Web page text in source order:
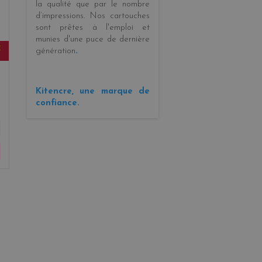
la qualité que par le nombre
d’impressions. Nos cartouches
sont prêtes à l'emploi et
munies d'une puce de dernière
génération.
Kitencre, une marque de
confiance.